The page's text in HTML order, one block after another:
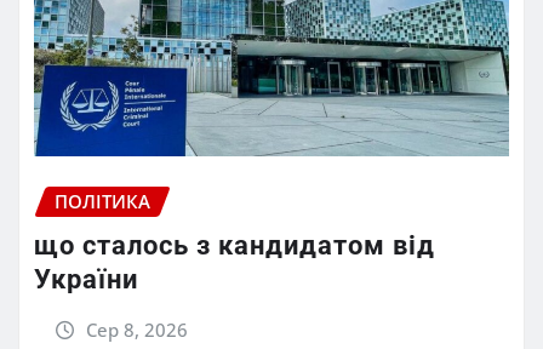
ПОЛІТИКА
що сталось з кандидатом від
України
Сер 8, 2026